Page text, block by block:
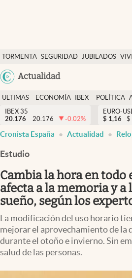
TORMENTA SEGURIDAD JUBILADOS
Actualidad
Economía y finanzas
Política
Actualidad
Criptomonedas
España
ULTIMAS
NOTICIAS
ECONOMÍA
FINANZAS
IBEX
EURO
POLÍTICA
IBEX 35
20.176
20.176 -0.02%
EURO-
$ 1,16 $
Cronista España Actualidad
Estudio
Cambia la hora en todo
afecta a la memoria y a
sueño, según los
La modificación del uso horario
mejorar el aprovechamiento de la
durante el otoño e invierno. Sin
salud de las personas.